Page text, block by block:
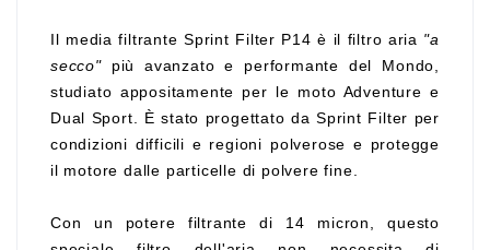
Il media filtrante Sprint Filter P14 è il filtro aria "a
secco"più avanzato e performante del Mondo,
studiato appositamente per le moto Adventure e
Dual Sport. È stato progettato da Sprint Filter per
condizioni difficili e regioni polverose e protegge
il motore dalle particelle di polvere fine.
Con un potere filtrante di 14 micron, questo